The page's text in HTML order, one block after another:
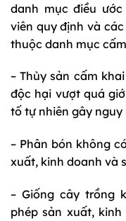
danh mục điều
viên quy định và
thuộc danh mục
– Thủy sản cấm
độc hại vượt quá
tố tự nhiên gây
– Phân bón không
xuất, kinh doanh và
– Giống cây trồng
phép sản xuất,